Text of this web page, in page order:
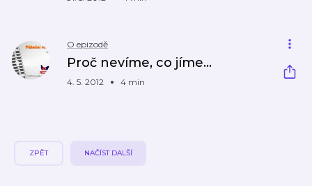
O epizodě
Proč nevíme, co jíme...
4. 5. 2012 4 min
ZPĚT NAČÍST DALŠÍ